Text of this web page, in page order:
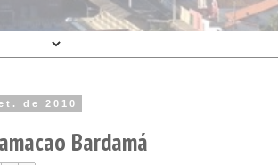
de 2010
Bardamá